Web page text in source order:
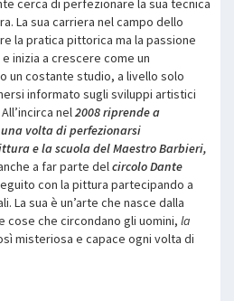
cerca di perfezionare la sua tecnica
La sua carriera nel campo dello
la pratica pittorica ma la passione
inizia a crescere come un
un costante studio, a livello solo
informato sugli sviluppi artistici
nel2008 riprende a
volta di perfezionarsi
e la scuola del Maestro Barbieri,
a far parte delcircolo Dante
con la pittura partecipando a
La sua è un’arte che nasce dalla
cose che circondano gli uomini, la
misteriosa e capace ogni volta di